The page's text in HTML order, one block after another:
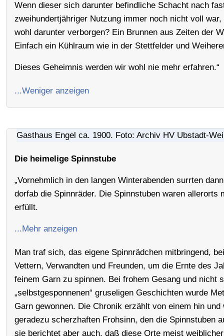
Wenn dieser sich darunter befindliche Schacht nach
zweihundertjähriger Nutzung immer noch nicht voll
wohl darunter verborgen? Ein Brunnen aus Zeiten der
Einfach ein Kühlraum wie in der Stettfelder und
Dieses Geheimnis werden wir wohl nie mehr erfahren.“
...Weniger anzeigen
Gasthaus Engel ca. 1900. Foto: Archiv HV Ubstadt-
Die heimelige Spinnstube
„Vornehmlich in den langen Winterabenden surrten
dorfab die Spinnräder. Die Spinnstuben waren allerorts
erfüllt.
...Mehr anzeigen
Man traf sich, das eigene Spinnrädchen mitbringend,
Vettern, Verwandten und Freunden, um die Ernte des
feinem Garn zu spinnen. Bei frohem Gesang und nicht
„selbstgesponnenen“ gruseligen Geschichten wurde
Garn gewonnen. Die Chronik erzählt von einem hin und
geradezu scherzhaften Frohsinn, den die Spinnstuben
sie berichtet aber auch, daß diese Orte meist weiblicher